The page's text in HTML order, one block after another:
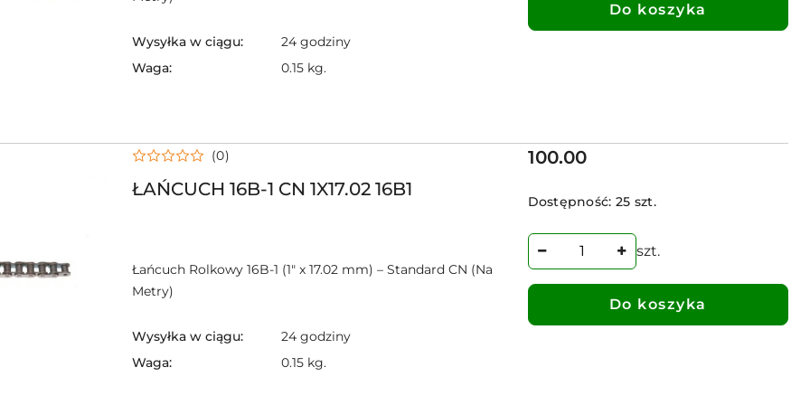
Wysyłka w ciągu:
24 godziny
Waga:
0.15 kg.
Do koszyka
ŁAŃCUCH 16B-1 CN 1X17.02 16B1
(0)
Łańcuch Rolkowy 16B-1 (1" x 17.02 mm) – Standard CN (Na
Metry)
Wysyłka w ciągu:
24 godziny
Waga:
0.15 kg.
Cena:
100.00
Dostępność: 25 szt.
szt.
Do koszyka